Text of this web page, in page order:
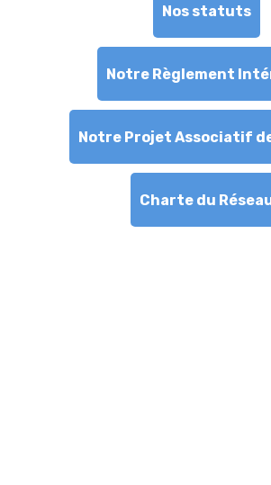
Nos statuts
Notre Règlement
Notre Projet Associatif
Charte du